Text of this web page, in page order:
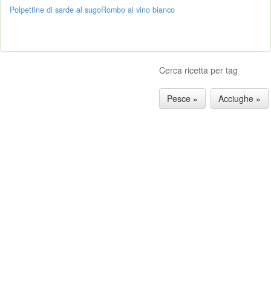
Polpettine di sarde al sugoRombo al vino bianco
Cerca ricetta per tag
Pesce » Acciughe »